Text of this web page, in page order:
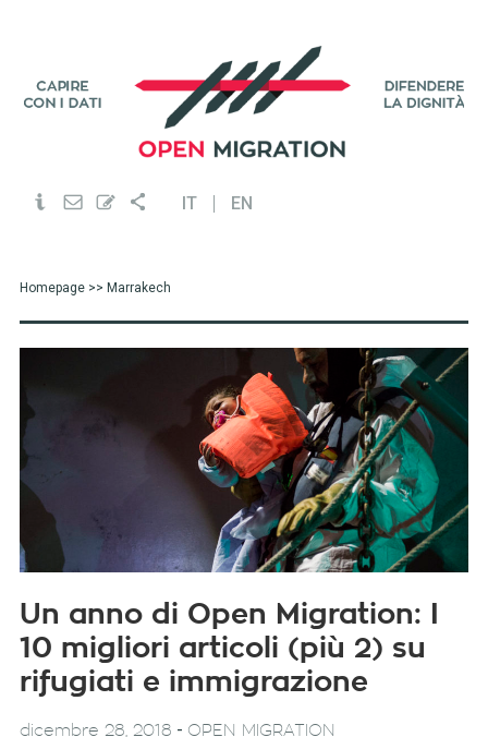
IT EN
Homepage>> Marrakech
Un anno di Open Migration: I
10 migliori articoli (più 2) su
rifugiati e immigrazione
dicembre 28, 2018 - OPEN MIGRATION